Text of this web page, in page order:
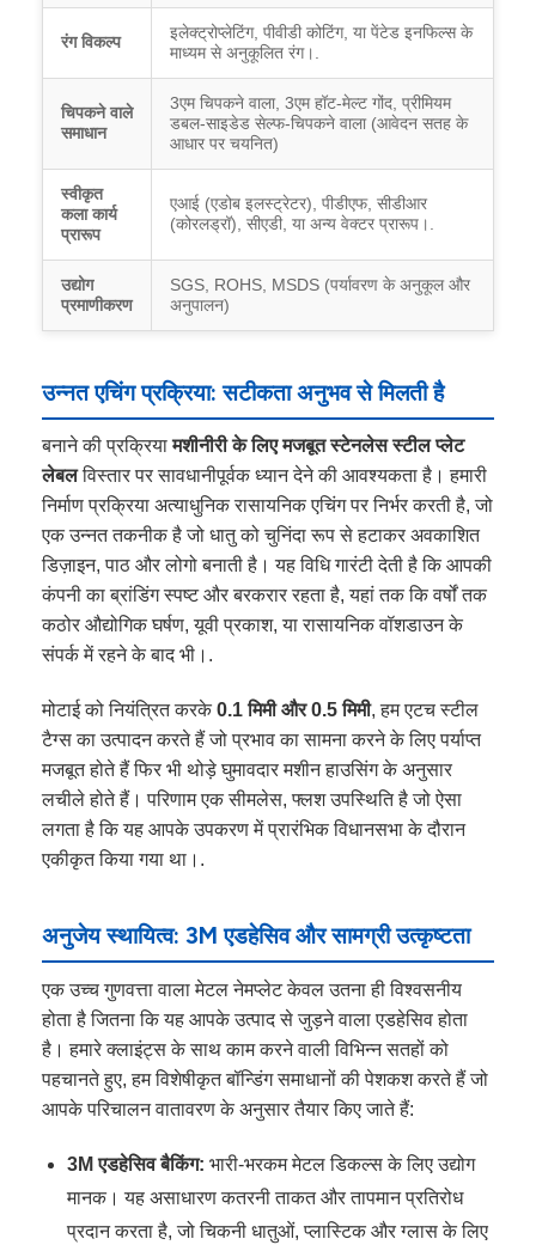
रंग विकल्प
इलेक्ट्रोप्लेटिंग, पीवीडी कोटिंग, या पेंटेड इनफिल्स के
माध्यम से अनुकूलित रंग।.
चिपकने वाले
समाधान
3एम चिपकने वाला, 3एम हॉट-मेल्ट गोंद, प्रीमियम
डबल-साइडेड सेल्फ-चिपकने वाला (आवेदन सतह के
आधार पर चयनित)
स्वीकृत
कला कार्य
प्रारूप
एआई (एडोब इलस्ट्रेटर), पीडीएफ, सीडीआर
(कोरलड्रॉ), सीएडी, या अन्य वेक्टर प्रारूप।.
उद्योग
प्रमाणीकरण
SGS, ROHS, MSDS (पर्यावरण के अनुकूल और
अनुपालन)
उन्नत एचिंग प्रक्रिया: सटीकता अनुभव से मिलती है
बनाने की प्रक्रियामशीनीरी के लिए मजबूत स्टेनलेस स्टील प्लेट
लेबलविस्तार पर सावधानीपूर्वक ध्यान देने की आवश्यकता है। हमारी
निर्माण प्रक्रिया अत्याधुनिक रासायनिक एचिंग पर निर्भर करती है, जो
एक उन्नत तकनीक है जो धातु को चुनिंदा रूप से हटाकर अवकाशित
डिज़ाइन, पाठ और लोगो बनाती है। यह विधि गारंटी देती है कि आपकी
कंपनी का ब्रांडिंग स्पष्ट और बरकरार रहता है, यहां तक कि वर्षों तक
कठोर औद्योगिक घर्षण, यूवी प्रकाश, या रासायनिक वॉशडाउन के
संपर्क में रहने के बाद भी।.
मोटाई को नियंत्रित करके0.1 मिमी और 0.5 मिमी, हम एटच स्टील
टैग्स का उत्पादन करते हैं जो प्रभाव का सामना करने के लिए पर्याप्त
मजबूत होते हैं फिर भी थोड़े घुमावदार मशीन हाउसिंग के अनुसार
लचीले होते हैं। परिणाम एक सीमलेस, फ्लश उपस्थिति है जो ऐसा
लगता है कि यह आपके उपकरण में प्रारंभिक विधानसभा के दौरान
एकीकृत किया गया था।.
अनुजेय स्थायित्व: 3M एडहेसिव और सामग्री उत्कृष्टता
एक उच्च गुणवत्ता वाला मेटल नेमप्लेट केवल उतना ही विश्वसनीय
होता है जितना कि यह आपके उत्पाद से जुड़ने वाला एडहेसिव होता
है। हमारे क्लाइंट्स के साथ काम करने वाली विभिन्न सतहों को
पहचानते हुए, हम विशेषीकृत बॉन्डिंग समाधानों की पेशकश करते हैं जो
आपके परिचालन वातावरण के अनुसार तैयार किए जाते हैं:
3M एडहेसिव बैकिंग: भारी-भरकम मेटल डिकल्स के लिए उद्योग
मानक। यह असाधारण कतरनी ताकत और तापमान प्रतिरोध
प्रदान करता है, जो चिकनी धातुओं, प्लास्टिक और ग्लास के लिए